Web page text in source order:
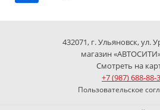
432071, г. Ульяновск, ул.
магазин
Смотреть на
+7 (987) 688-88-
Пользовательское